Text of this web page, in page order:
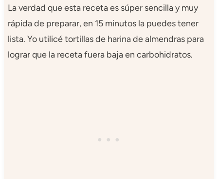
La verdad que esta receta es súper sencilla y muy
rápida de preparar, en 15 minutos la puedes tener
lista. Yo utilicé tortillas de harina de almendras para
lograr que la receta fuera baja en carbohidratos.